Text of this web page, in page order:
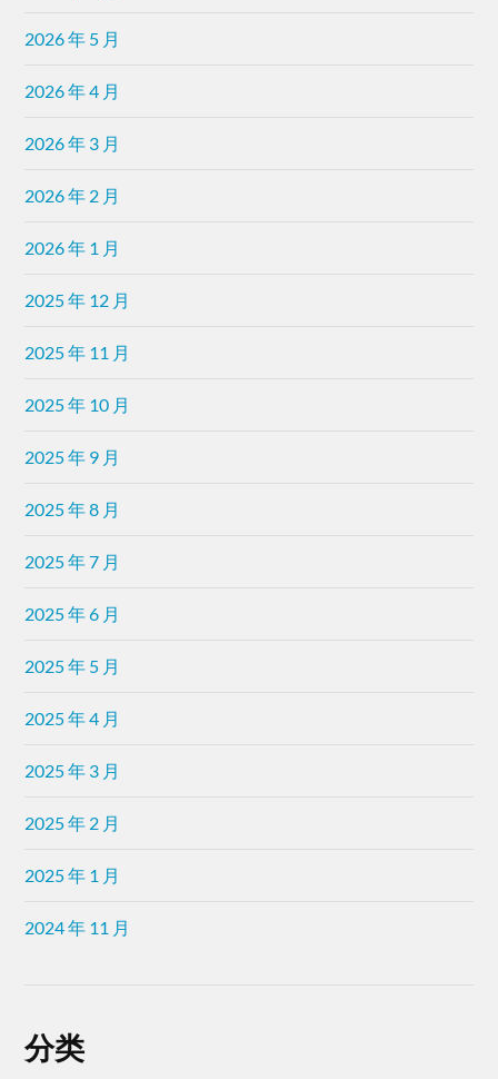
2026 年 5 月
2026 年 4 月
2026 年 3 月
2026 年 2 月
2026 年 1 月
2025 年 12 月
2025 年 11 月
2025 年 10 月
2025 年 9 月
2025 年 8 月
2025 年 7 月
2025 年 6 月
2025 年 5 月
2025 年 4 月
2025 年 3 月
2025 年 2 月
2025 年 1 月
2024 年 11 月
分类